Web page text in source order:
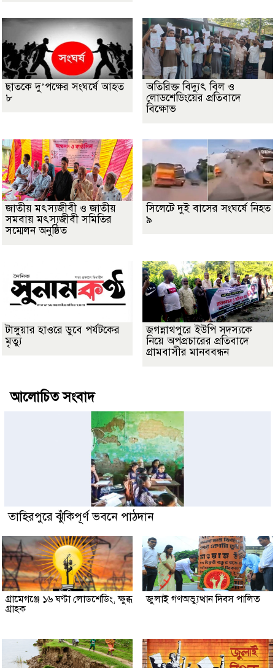
ছাতকে দু’পক্ষের সংঘর্ষে আহত
৮
অতিরিক্ত বিদ্যুৎ বিল ও
লোডশেডিংয়ের প্রতিবাদে
বিক্ষোভ
জাতীয় মৎস্যজীবী ও জাতীয়
সমবায় মৎস্যজীবী সমিতির
সম্মেলন অনুষ্ঠিত
সিলেটে দুই বাসের সংঘর্ষে নিহত
৯
টাঙ্গুয়ার হাওরে ডুবে পর্যটকের
মৃত্যু
জগন্নাথপুরে ইউপি সদস্যকে
নিয়ে অপপ্রচারের প্রতিবাদে
গ্রামবাসীর মানববন্ধন
আলোচিত সংবাদ
তাহিরপুরে ঝুঁকিপূর্ণ ভবনে পাঠদান
গ্রামেগঞ্জে ১৬ ঘণ্টা লোডশেডিং, ক্ষুব্ধ
গ্রাহক
জুলাই গণঅভ্যুত্থান দিবস পালিত